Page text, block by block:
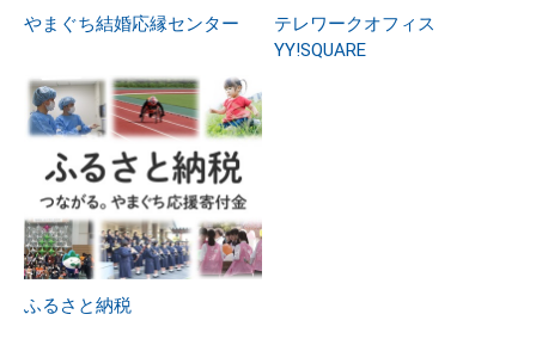
やまぐち結婚応縁センター
テレワークオフィス
YY!SQUARE
ふるさと納税